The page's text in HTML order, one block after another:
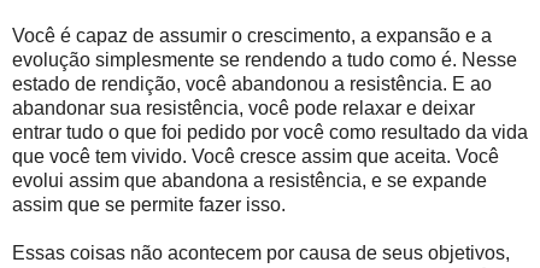
Você é capaz de assumir o crescimento, a expansão e a
evolução simplesmente se rendendo a tudo como é. Nesse
estado de rendição, você abandonou a resistência. E ao
abandonar sua resistência, você pode relaxar e deixar
entrar tudo o que foi pedido por você como resultado da vida
que você tem vivido. Você cresce assim que aceita. Você
evolui assim que abandona a resistência, e se expande
assim que se permite fazer isso.
Essas coisas não acontecem por causa de seus objetivos,